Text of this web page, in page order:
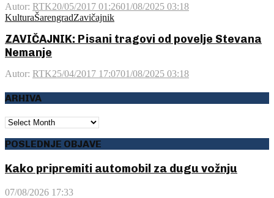
Autor: RTK20/05/2017 01:2601/08/2025 03:18
KulturaŠarengradZavičajnik
ZAVIČAJNIK: Pisani tragovi od povelje Stevana
Nemanje
Autor: RTK25/04/2017 17:0701/08/2025 03:18
ARHIVA
ARHIVA
POSLEDNJE OBJAVE
Kako pripremiti automobil za dugu vožnju
07/08/2026 17:33